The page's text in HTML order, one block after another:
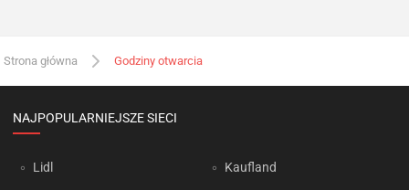
Strona główna Godziny otwarcia
NAJPOPULARNIEJSZE SIECI
Lidl Kaufland